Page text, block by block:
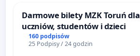
Darmowe bilety MZK Toruń dla
uczniów, studentów i dzieci
160 podpisów
25 Podpisy / 24 godzin